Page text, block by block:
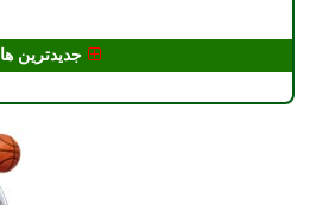
جدیدترین ها